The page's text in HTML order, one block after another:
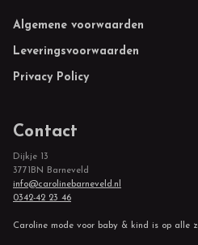
Footer
Algemene voorwaarden
Leveringsvoorwaarden
Privacy Policy
Contact
Dijkje 13
3771BN Barneveld
info@carolinebarneveld.nl
0342-42 23 46
Caroline mode voor baby & kind is op alle